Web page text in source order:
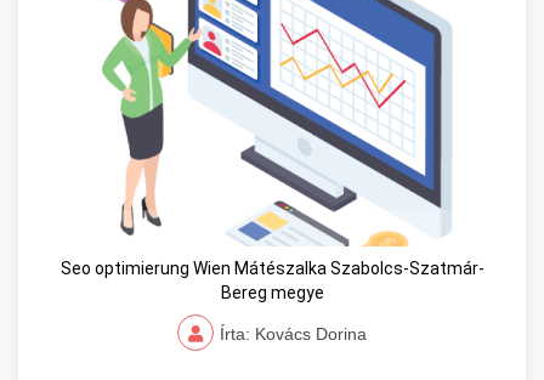
Seo optimierung Wien Mátészalka Szabolcs-Szatmár-
Bereg megye
Írta: Kovács Dorina